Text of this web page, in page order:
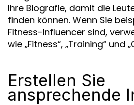
Ihre Biografie, damit die
finden können. Wenn Sie
Fitness-Influencer sind,
wie „Fitness“, „Training“ und
Erstellen Sie
ansprechende